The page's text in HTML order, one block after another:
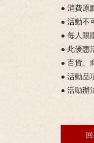
● 消費原
● 活動不
● 每人限
● 此優惠
● 百貨、
● 活動品
● 活動辦